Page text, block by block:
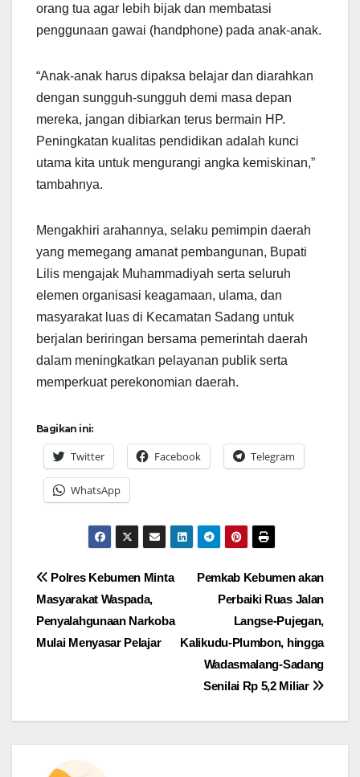
orang tua agar lebih bijak dan membatasi
penggunaan gawai (handphone) pada anak-anak.
“Anak-anak harus dipaksa belajar dan diarahkan
dengan sungguh-sungguh demi masa depan
mereka, jangan dibiarkan terus bermain HP.
Peningkatan kualitas pendidikan adalah kunci
utama kita untuk mengurangi angka kemiskinan,”
tambahnya.
Mengakhiri arahannya, selaku pemimpin daerah
yang memegang amanat pembangunan, Bupati
Lilis mengajak Muhammadiyah serta seluruh
elemen organisasi keagamaan, ulama, dan
masyarakat luas di Kecamatan Sadang untuk
berjalan beriringan bersama pemerintah daerah
dalam meningkatkan pelayanan publik serta
memperkuat perekonomian daerah.
Bagikan ini:
Twitter Facebook Telegram
WhatsApp
Navigasi
pos
Pemkab Kebumen akan
Perbaiki Ruas Jalan
Langse-Pujegan,
Kalikudu-Plumbon, hingga
Wadasmalang-Sadang
Senilai Rp 5,2 Miliar
Polres Kebumen Minta
Masyarakat Waspada,
Penyalahgunaan Narkoba
Mulai Menyasar Pelajar